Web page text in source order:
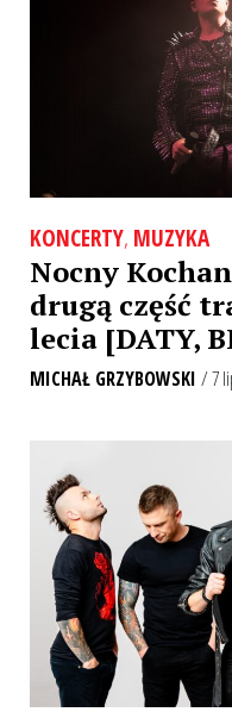
KONCERTY, MUZYKA
Nocny
drugą część
lecia [DATY,
MICHAŁ GRZYBOWSKI / 7